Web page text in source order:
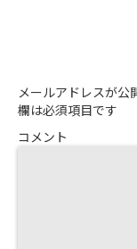
メールアドレスが公
欄は必須項目です
コメント